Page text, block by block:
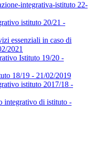
integrativa-istituto 22-
istituto 20/21 -
essenziali in caso di
2021
Istituto 19/20 -
18/19 - 21/02/2019
istituto 2017/18 -
integrativo di istituto -